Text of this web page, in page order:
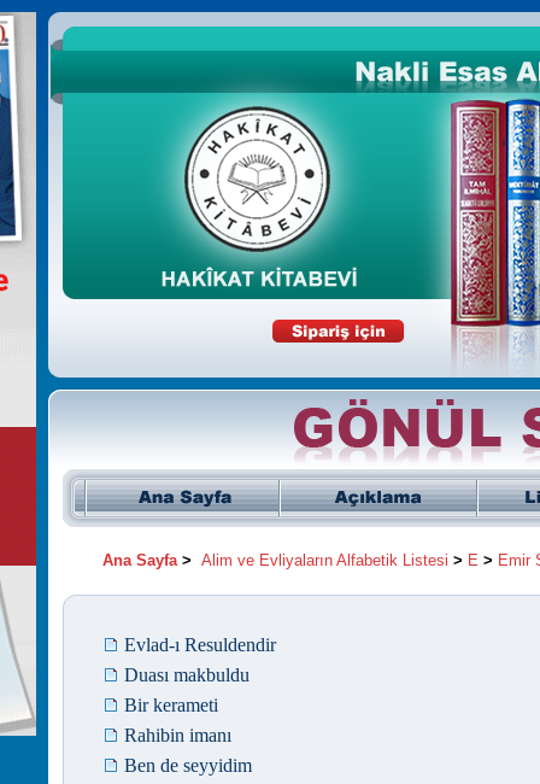
Ana Sayfa> Alim ve Evliyaların Alfabetik Listesi > E > Emir
Evlad-ı Resuldendir
Duası makbuldu
Bir kerameti
Rahibin imanı
Ben de seyyidim